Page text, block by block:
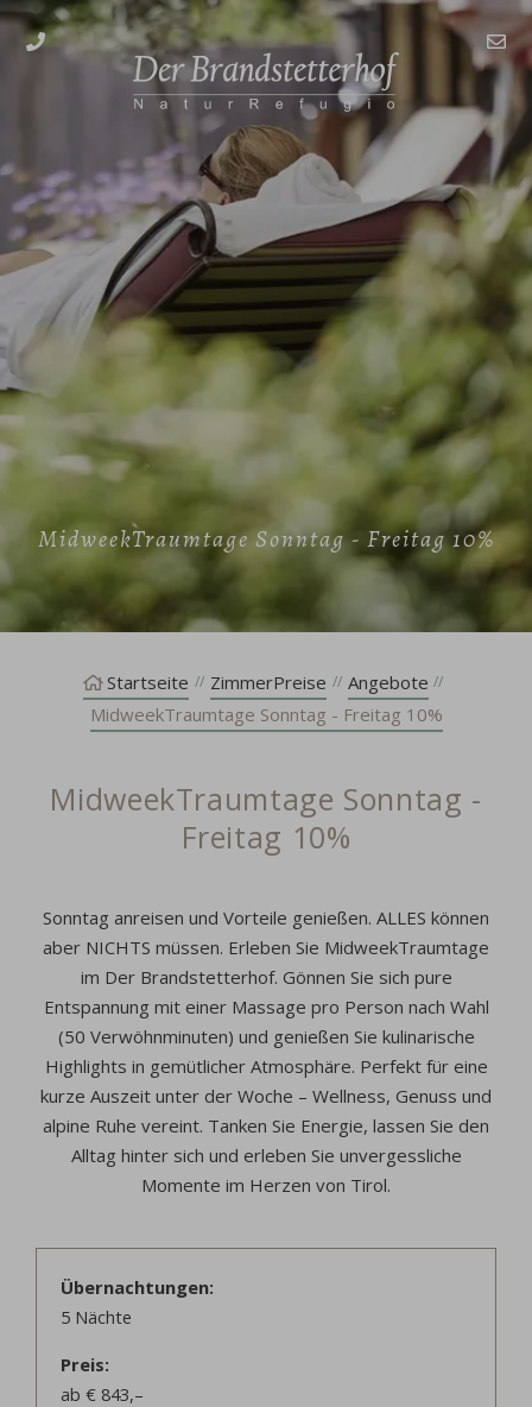
MidweekTraumtage Sonntag - Freitag 10%
Startseite ZimmerPreise
Angebote
MidweekTraumtage Sonntag - Freitag 10%
MidweekTraumtage Sonntag -
Freitag 10%
Sonntag anreisen und Vorteile genießen. ALLES können
aber NICHTS müssen. Erleben Sie MidweekTraumtage
im Der Brandstetterhof. Gönnen Sie sich pure
Entspannung mit einer Massage pro Person nach Wahl
(50 Verwöhnminuten) und genießen Sie kulinarische
Highlights in gemütlicher Atmosphäre. Perfekt für eine
kurze Auszeit unter der Woche – Wellness, Genuss und
alpine Ruhe vereint. Tanken Sie Energie, lassen Sie den
Alltag hinter sich und erleben Sie unvergessliche
Momente im Herzen von Tirol.
Übernachtungen
5 Nächte
Preis
ab € 843,–